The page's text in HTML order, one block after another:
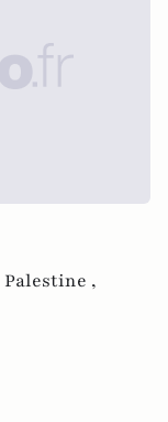
Palestine ,